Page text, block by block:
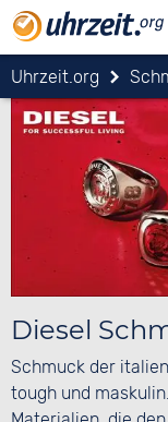
Uhrzeit.org
Diesel
Schmuck der
tough und